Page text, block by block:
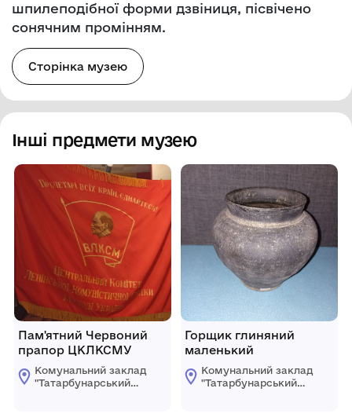
шпилеподібної форми дзвіниця, пісвічено
сонячним промінням.
Сторінка музею
Інші предмети музею
Пам'ятний Червоний
прапор ЦКЛКСМУ
Комунальний заклад
"Татарбунарський
Горщик глиняний
маленький
Комунальний заклад
"Татарбунарський